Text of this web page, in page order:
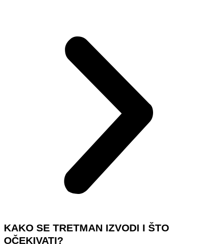
KAKO SE TRETMAN IZVODI I ŠTO
OČEKIVATI?